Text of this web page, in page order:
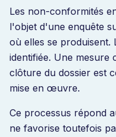
Les non-conformités
l'objet d'une enquête
où elles se produisent.
identifiée. Une mesure
clôture du dossier est
mise en œuvre.
Ce processus répond
ne favorise toutefois